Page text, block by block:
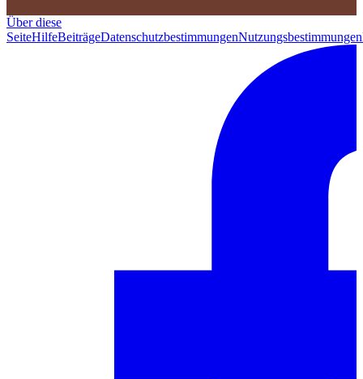
Über diese
SeiteHilfeBeiträgeDatenschutzbestimmungenNutzungsbestimmungen